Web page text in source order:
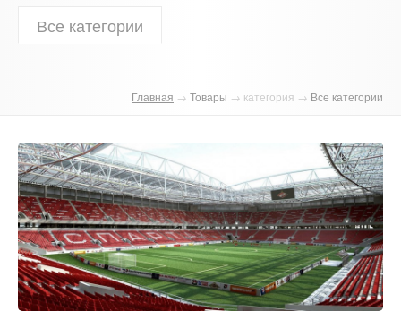
Оборудование
Отзывы
Контакты
Все категории
Главная → Товары → категория → Все категории